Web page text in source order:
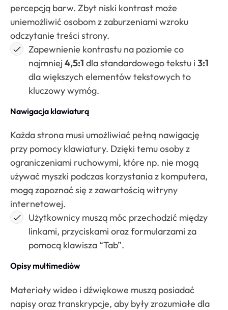
percepcją barw. Zbyt niski kontrast może
uniemożliwić osobom z zaburzeniami wzroku
odczytanie treści strony.
Zapewnienie kontrastu na poziomie co
najmniej 4,5:1 dla standardowego tekstu i 3:1
dla większych elementów tekstowych to
kluczowy wymóg.
Nawigacja klawiaturą
Każda strona musi umożliwiać pełną nawigację
przy pomocy klawiatury. Dzięki temu osoby z
ograniczeniami ruchowymi, które np. nie mogą
używać myszki podczas korzystania z komputera,
mogą zapoznać się z zawartością witryny
internetowej.
Użytkownicy muszą móc przechodzić między
linkami, przyciskami oraz formularzami za
pomocą klawisza “Tab”.
Opisy multimediów
Materiały wideo i dźwiękowe muszą posiadać
napisy oraz transkrypcje, aby były zrozumiałe dla